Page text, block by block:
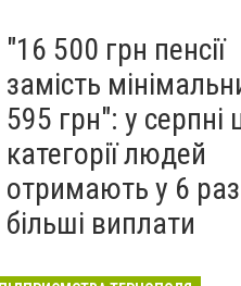
"16 500 грн пенсії
замість
595 грн": у серпні
категорії людей
отримають у 6
більші виплати